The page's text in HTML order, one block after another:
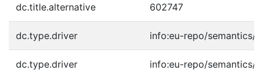
dc.title.alternative 602747
dc.type.driver info:eu-repo/semantics/
dc.type.driver info:eu-repo/semantics/